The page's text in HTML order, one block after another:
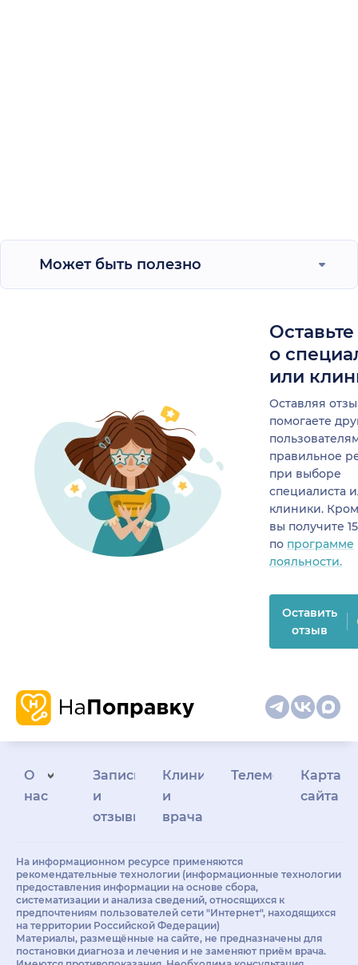
Может быть полезно
о
или
Оставляя
помогаете
правильное
при выборе
специалиста
клиники.
вы получите
по программе
лояльности.
Оставить
отзыв
О
нас
Запись
и
отзывы
Клиникам
и
врачам
Телемедицина
Карта
сайта
На информационном ресурсе применяются
рекомендательные технологии (информационные технологии
предоставления информации на основе сбора,
систематизации и анализа сведений, относящихся к
предпочтениям пользователей сети "Интернет", находящихся
на территории Российской Федерации)
Материалы, размещённые на сайте, не предназначены для
постановки диагноза и лечения и не заменяют приём врача.